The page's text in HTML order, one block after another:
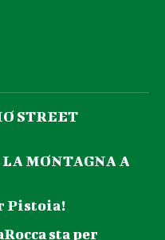
STREET
MONTAGNA A
Pistoia!
sta per